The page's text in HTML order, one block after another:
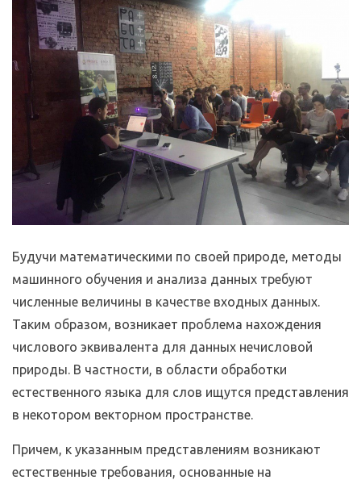
Будучи математическими по своей природе, методы
машинного обучения и анализа данных требуют
численные величины в качестве входных данных.
Таким образом, возникает проблема нахождения
числового эквивалента для данных нечисловой
природы. В частности, в области обработки
естественного языка для слов ищутся представления
в некотором векторном пространстве.
Причем, к указанным представлениям возникают
естественные требования, основанные на